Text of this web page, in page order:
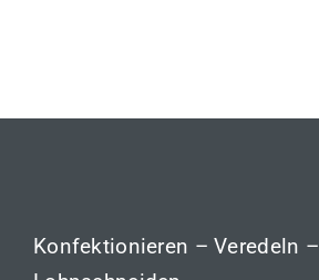
Konfektionieren – Veredeln –